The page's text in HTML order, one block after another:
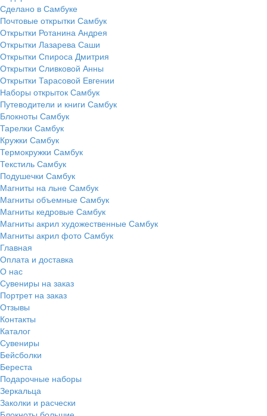
Сделано в Самбуке
Почтовые открытки Самбук
Открытки Ротанина Андрея
Открытки Лазарева Саши
Открытки Спироса Дмитрия
Открытки Сливковой Анны
Открытки Тарасовой Евгении
Наборы открыток Самбук
Путеводители и книги Самбук
Блокноты Самбук
Тарелки Самбук
Кружки Самбук
Термокружки Самбук
Текстиль Самбук
Подушечки Самбук
Магниты на льне Самбук
Магниты объемные Самбук
Магниты кедровые Самбук
Магниты акрил художественные Самбук
Магниты акрил фото Самбук
Главная
Оплата и доставка
О нас
Сувениры на заказ
Портрет на заказ
Отзывы
Контакты
Каталог
Сувениры
Бейсболки
Береста
Подарочные наборы
Зеркальца
Заколки и расчески